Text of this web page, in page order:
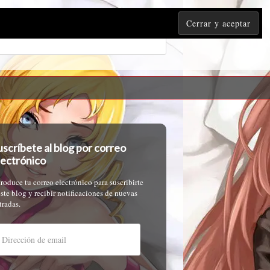
al blog por correo
tu correo electrónico para suscribirte
blog y recibir notificaciones de nuevas